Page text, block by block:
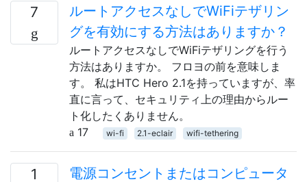
7
ルートアクセスなしでWiFiテザリン
グを有効にする方法はありますか？
ルートアクセスなしでWiFiテザリングを行う
方法はありますか。 フロヨの前を意味しま
す。 私はHTC Hero 2.1を持っていますが、率
直に言って、セキュリティ上の理由からルー
ト化したくありません。
17
wi-fi 2.1-eclair wifi-tethering
1 電源コンセントまたはコンピュータ